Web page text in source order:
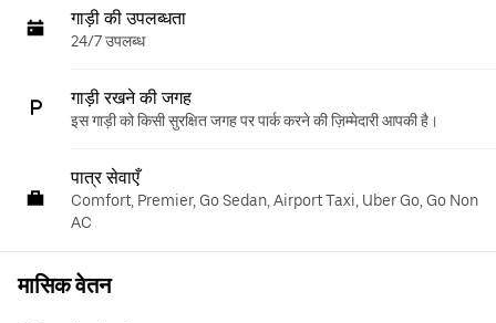
गाड़ी की उपलब्धता
24/7 उपलब्ध
गाड़ी रखने की जगह
इस गाड़ी को किसी सुरक्षित जगह पर पार्क करने की ज़िम्मेदारी आपकी है।
पात्र सेवाएँ
Comfort, Premier, Go Sedan, Airport Taxi, Uber Go, Go Non
AC
मासिक वेतन